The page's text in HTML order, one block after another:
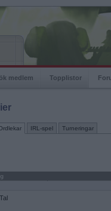
medlem Topplistor
IRL-spel Turneringar